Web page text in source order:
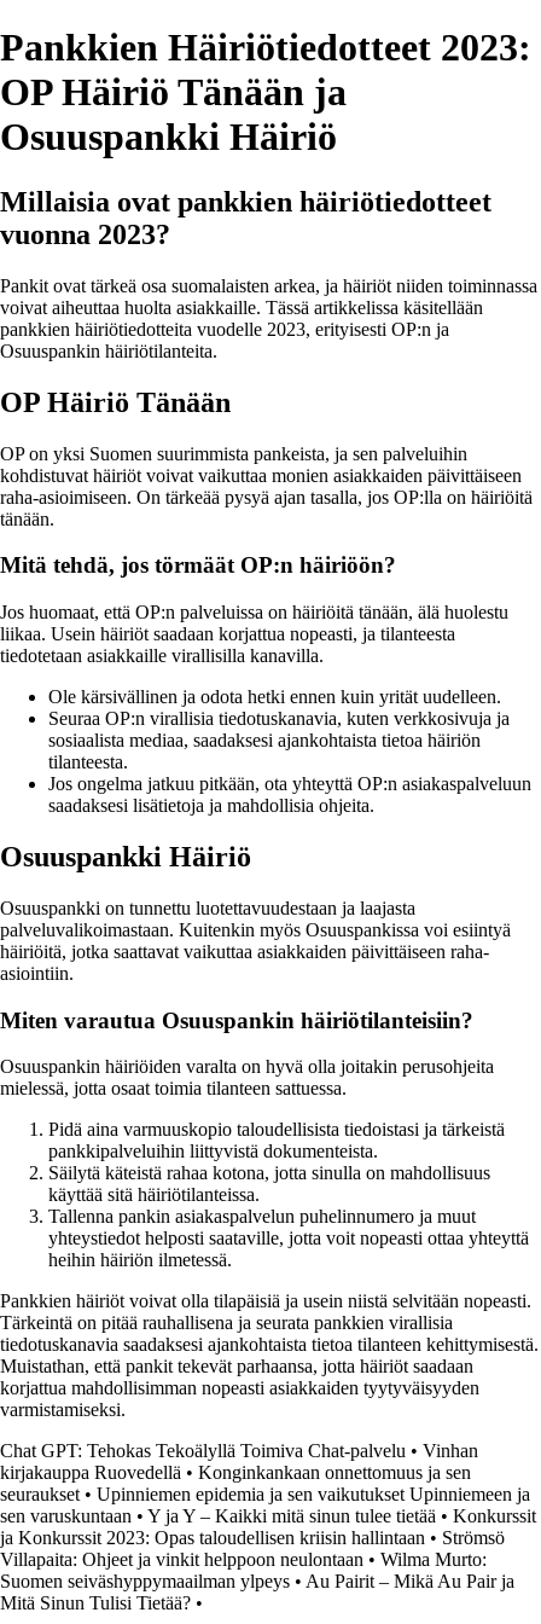
Pankkien Häiriötiedotteet 2023:
OP Häiriö Tänään ja
Osuuspankki Häiriö
Millaisia ovat pankkien häiriötiedotteet
vuonna 2023?
Pankit ovat tärkeä osa suomalaisten arkea, ja häiriöt niiden toiminnassa
voivat aiheuttaa huolta asiakkaille. Tässä artikkelissa käsitellään
pankkien häiriötiedotteita vuodelle 2023, erityisesti OP:n ja
Osuuspankin häiriötilanteita.
OP Häiriö Tänään
OP on yksi Suomen suurimmista pankeista, ja sen palveluihin
kohdistuvat häiriöt voivat vaikuttaa monien asiakkaiden päivittäiseen
raha-asioimiseen. On tärkeää pysyä ajan tasalla, jos OP:lla on häiriöitä
tänään.
Mitä tehdä, jos törmäät OP:n häiriöön?
Jos huomaat, että OP:n palveluissa on häiriöitä tänään, älä huolestu
liikaa. Usein häiriöt saadaan korjattua nopeasti, ja tilanteesta
tiedotetaan asiakkaille virallisilla kanavilla.
Ole kärsivällinen ja odota hetki ennen kuin yrität uudelleen.
Seuraa OP:n virallisia tiedotuskanavia, kuten verkkosivuja ja
sosiaalista mediaa, saadaksesi ajankohtaista tietoa häiriön
tilanteesta.
Jos ongelma jatkuu pitkään, ota yhteyttä OP:n asiakaspalveluun
saadaksesi lisätietoja ja mahdollisia ohjeita.
Osuuspankki Häiriö
Osuuspankki on tunnettu luotettavuudestaan ja laajasta
palveluvalikoimastaan. Kuitenkin myös Osuuspankissa voi esiintyä
häiriöitä, jotka saattavat vaikuttaa asiakkaiden päivittäiseen raha-
asiointiin.
Miten varautua Osuuspankin häiriötilanteisiin?
Osuuspankin häiriöiden varalta on hyvä olla joitakin perusohjeita
mielessä, jotta osaat toimia tilanteen sattuessa.
Pidä aina varmuuskopio taloudellisista tiedoistasi ja tärkeistä
pankkipalveluihin liittyvistä dokumenteista.
Säilytä käteistä rahaa kotona, jotta sinulla on mahdollisuus
käyttää sitä häiriötilanteissa.
Tallenna pankin asiakaspalvelun puhelinnumero ja muut
yhteystiedot helposti saataville, jotta voit nopeasti ottaa yhteyttä
heihin häiriön ilmetessä.
Pankkien häiriöt voivat olla tilapäisiä ja usein niistä selvitään nopeasti.
Tärkeintä on pitää rauhallisena ja seurata pankkien virallisia
tiedotuskanavia saadaksesi ajankohtaista tietoa tilanteen kehittymisestä.
Muistathan, että pankit tekevät parhaansa, jotta häiriöt saadaan
korjattua mahdollisimman nopeasti asiakkaiden tyytyväisyyden
varmistamiseksi.
Chat GPT: Tehokas Tekoälyllä Toimiva Chat-palvelu • Vinhan
kirjakauppa Ruovedellä • Konginkankaan onnettomuus ja sen
seuraukset • Upinniemen epidemia ja sen vaikutukset Upinniemeen ja
sen varuskuntaan • Y ja Y – Kaikki mitä sinun tulee tietää • Konkurssit
ja Konkurssit 2023: Opas taloudellisen kriisin hallintaan • Strömsö
Villapaita: Ohjeet ja vinkit helppoon neulontaan • Wilma Murto:
Suomen seiväshyppymaailman ylpeys • Au Pairit – Mikä Au Pair ja
Mitä Sinun Tulisi Tietää? •